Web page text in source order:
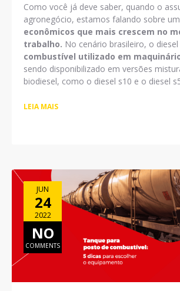
Como você já deve saber, quando o
agronegócio, estamos falando sobre
econômicos que mais crescem no
trabalho. No cenário brasileiro, o
combustível utilizado em
sendo disponibilizado em versões
biodiesel, como o diesel s10 e o diesel
LEIA MAIS
JUN
24
2022
NO
COMMENTS